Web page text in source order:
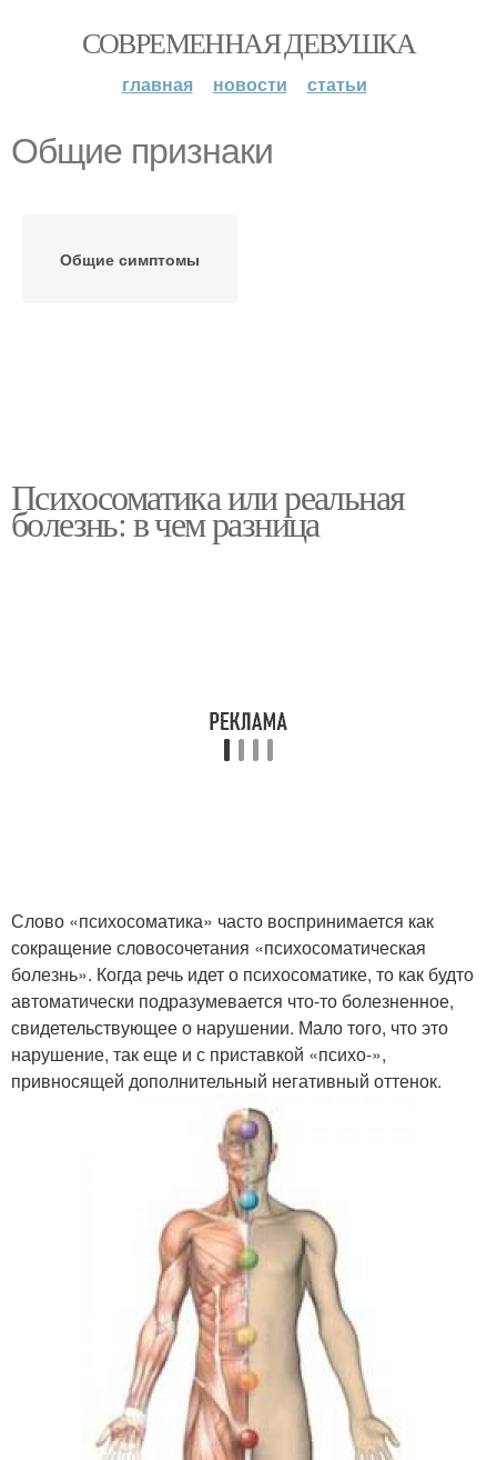
СОВРЕМЕННАЯ ДЕВУШКА
главная новости статьи
Общие признаки
Общие симптомы
Психосоматика или реальная
болезнь: в чем разница
Слово «психосоматика» часто воспринимается как
сокращение словосочетания «психосоматическая
болезнь». Когда речь идет о психосоматике, то как будто
автоматически подразумевается что-то болезненное,
свидетельствующее о нарушении. Мало того, что это
нарушение, так еще и с приставкой «психо-»,
привносящей дополнительный негативный оттенок.